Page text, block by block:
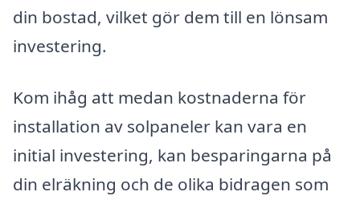
din bostad, vilket gör dem till en lönsam
investering.
Kom ihåg att medan kostnaderna för
installation av solpaneler kan vara en
initial investering, kan besparingarna på
din elräkning och de olika bidragen som